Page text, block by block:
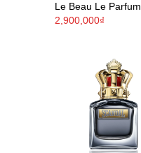
Le Beau Le Parfum
2,900,000₫